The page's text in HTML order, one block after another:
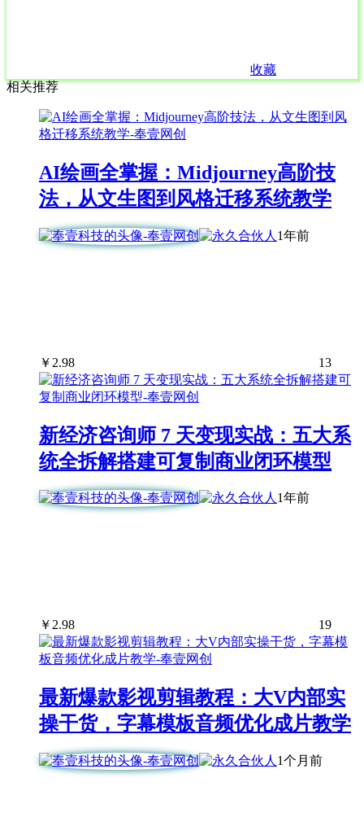
收藏
相关推荐
AI绘画全掌握：Midjourney高阶技
法，从文生图到风格迁移系统教学
1年前
￥ 2.98 13
新经济咨询师 7 天变现实战：五大系
统全拆解搭建可复制商业闭环模型
1年前
￥2.98 19
最新爆款影视剪辑教程：大V内部实
操干货，字幕模板音频优化成片教学
1个月前